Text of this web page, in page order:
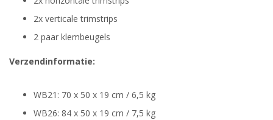
2x verticale trimstrips
2 paar klembeugels
Verzendinformatie:
WB21: 70 x 50 x 19 cm / 6,5 kg
WB26: 84 x 50 x 19 cm / 7,5 kg